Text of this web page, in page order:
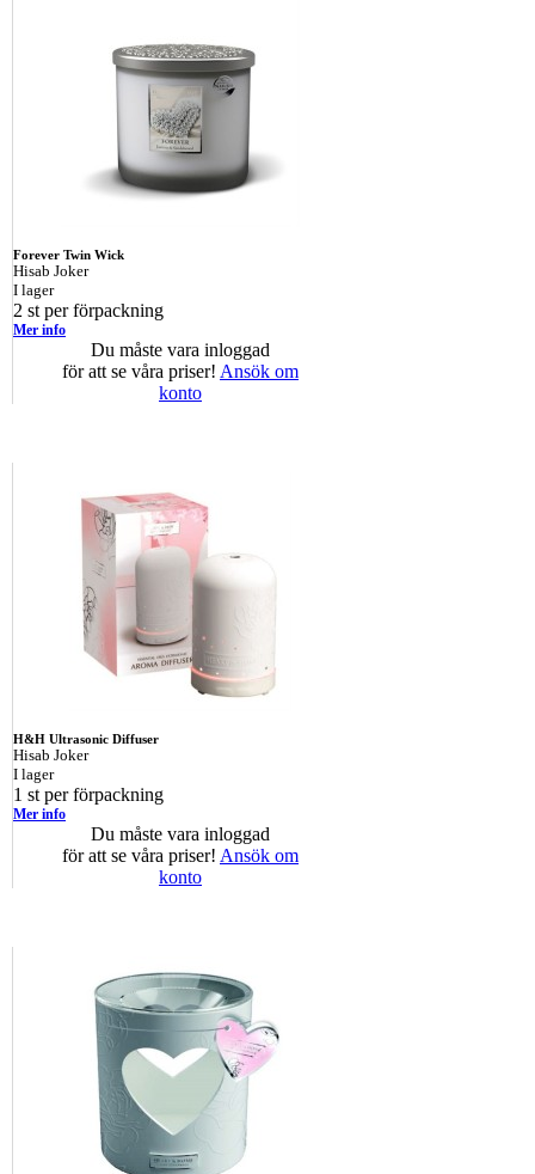
Forever Twin Wick
Hisab Joker
I lager
2 st per förpackning
Mer info
Du måste vara inloggad
för att se våra priser! Ansök om
konto
H&H Ultrasonic Diffuser
Hisab Joker
I lager
1 st per förpackning
Mer info
Du måste vara inloggad
för att se våra priser! Ansök om
konto